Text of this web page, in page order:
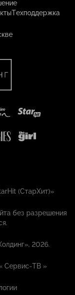
Техподдержка
(СтарХит)»
без разрешения
2026.
Сервис-ТВ »